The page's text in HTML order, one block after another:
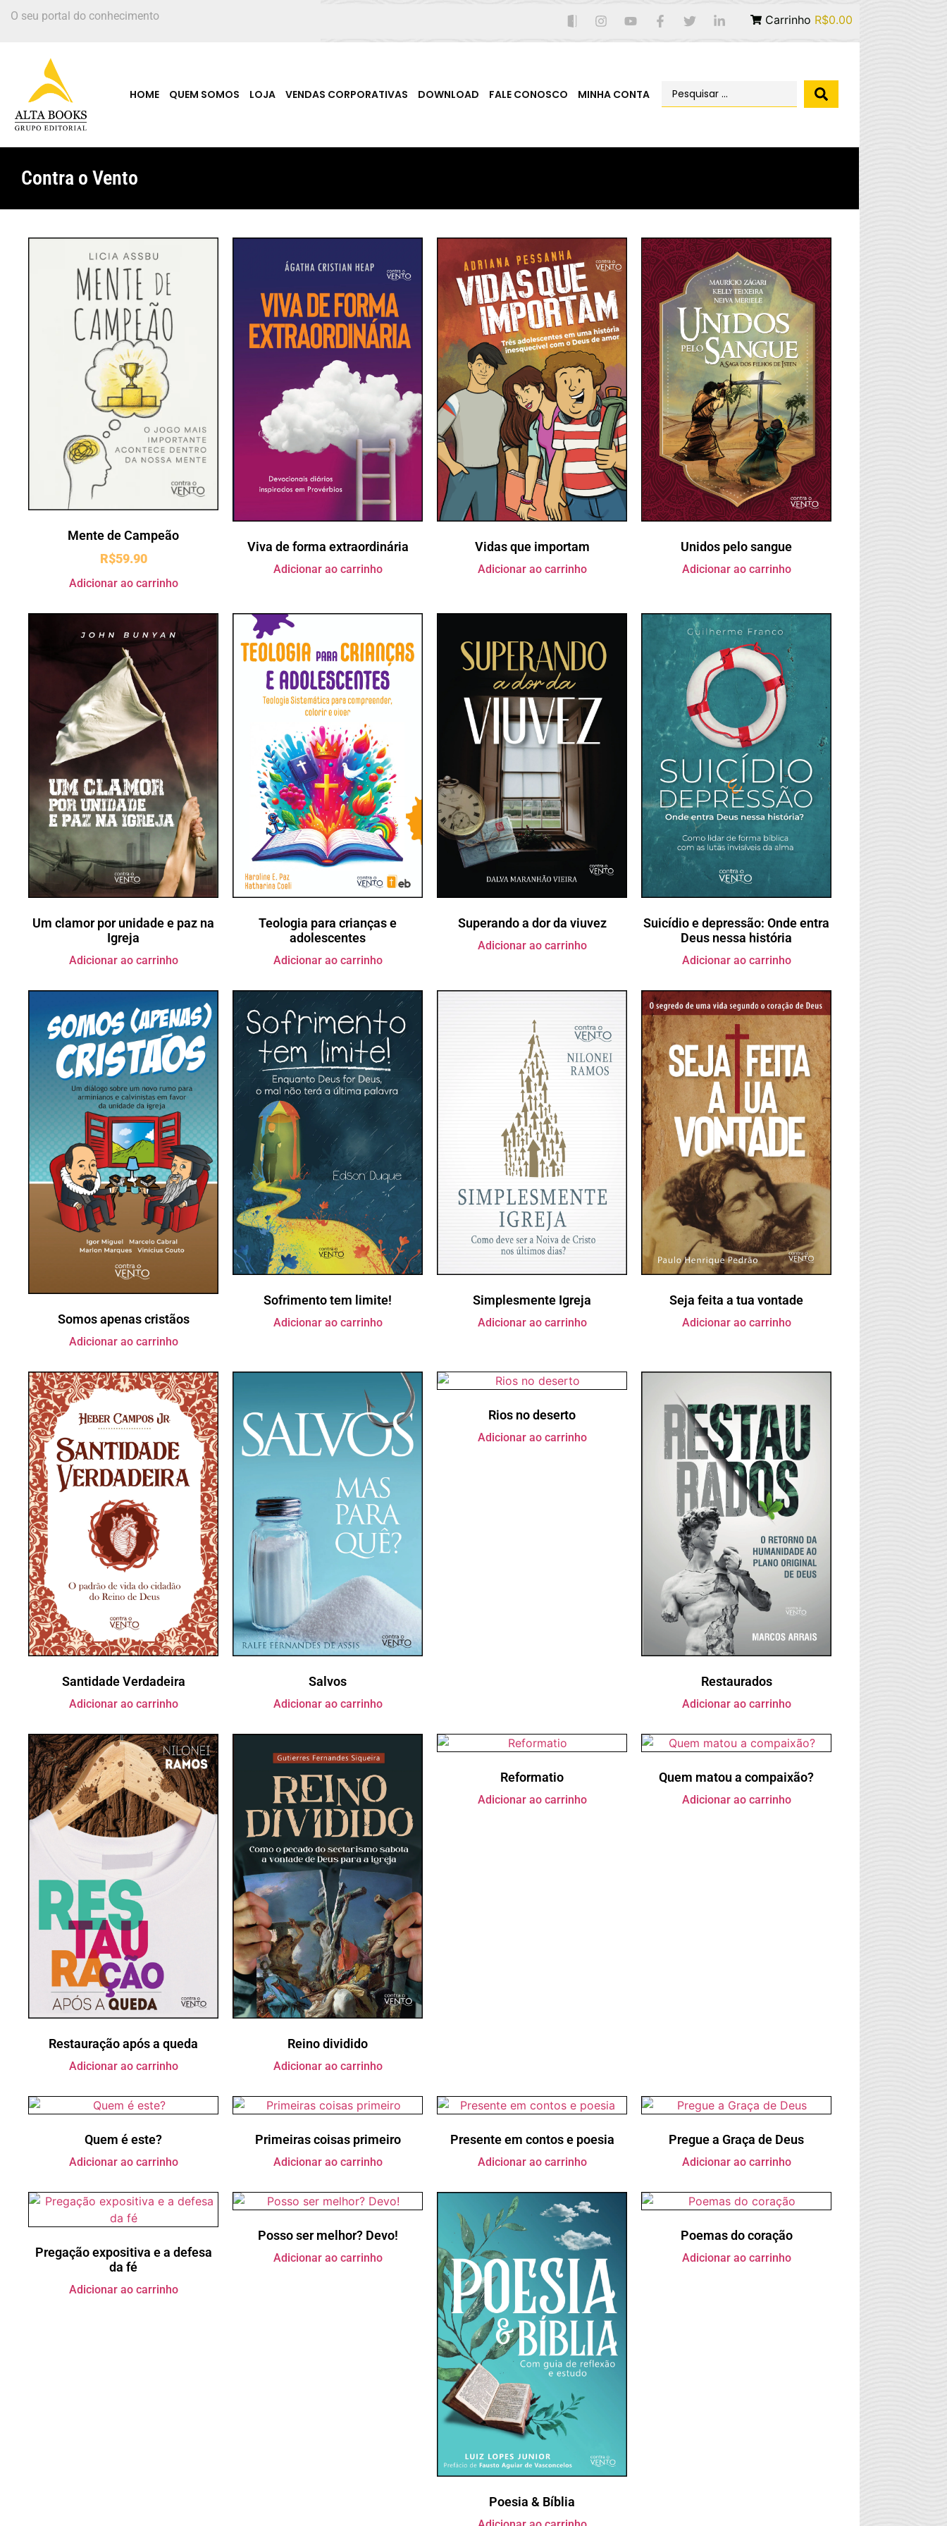
O seu portal do conhecimento Carrinho R$0.00
HOME QUEM SOMOS LOJA VENDAS CORPORATIVAS DOWNLOAD FALE CONOSCO MINHA CONTA
Contra o Vento
Mente de Campeão
R$59.90
Adicionar ao carrinho
Viva de forma extraordinária
Adicionar ao carrinho
Vidas que importam
Adicionar ao carrinho
Unidos pelo sangue
Adicionar ao carrinho
Um clamor por unidade e paz na
Igreja
Adicionar ao carrinho
Teologia para crianças e
adolescentes
Adicionar ao carrinho
Superando a dor da viuvez
Adicionar ao carrinho
Suicídio e depressão: Onde entra
Deus nessa história
Adicionar ao carrinho
Somos apenas cristãos
Adicionar ao carrinho
Sofrimento tem limite!
Adicionar ao carrinho
Simplesmente Igreja
Adicionar ao carrinho
Seja feita a tua vontade
Adicionar ao carrinho
Santidade Verdadeira
Adicionar ao carrinho
Salvos
Adicionar ao carrinho
Rios no deserto
Adicionar ao carrinho
Restaurados
Adicionar ao carrinho
Restauração após a queda
Adicionar ao carrinho
Reino dividido
Adicionar ao carrinho
Reformatio
Adicionar ao carrinho
Quem matou a compaixão?
Adicionar ao carrinho
Quem é este?
Adicionar ao carrinho
Primeiras coisas primeiro
Adicionar ao carrinho
Presente em contos e poesia
Adicionar ao carrinho
Pregue a Graça de Deus
Adicionar ao carrinho
Pregação expositiva e a defesa
da fé
Adicionar ao carrinho
Posso ser melhor? Devo!
Adicionar ao carrinho
Poesia & Bíblia
Poemas do coração
Adicionar ao carrinho